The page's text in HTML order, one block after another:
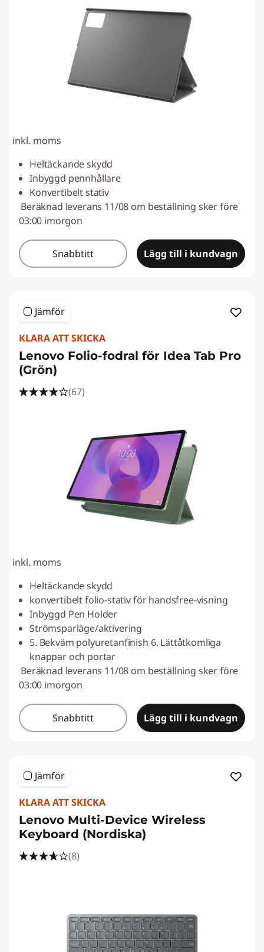
inkl. moms
Heltäckande skydd
Inbyggd pennhållare
Konvertibelt stativ
Beräknad leverans 11/08 om beställning sker före
03:00 imorgon
Snabbtitt Lägg till i kundvagn
Jämför
KLARA ATT SKICKA
Lenovo Folio-fodral för Idea Tab Pro
(Grön)
(67)
inkl. moms
Heltäckande skydd
konvertibelt folio-stativ för handsfree-visning
Inbyggd Pen Holder
Strömsparläge/aktivering
5. Bekväm polyuretanfinish 6. Lättåtkomliga
knappar och portar
Beräknad leverans 11/08 om beställning sker före
03:00 imorgon
Snabbtitt Lägg till i kundvagn
Jämför
KLARA ATT SKICKA
Lenovo Multi-Device Wireless
Keyboard (Nordiska)
(8)